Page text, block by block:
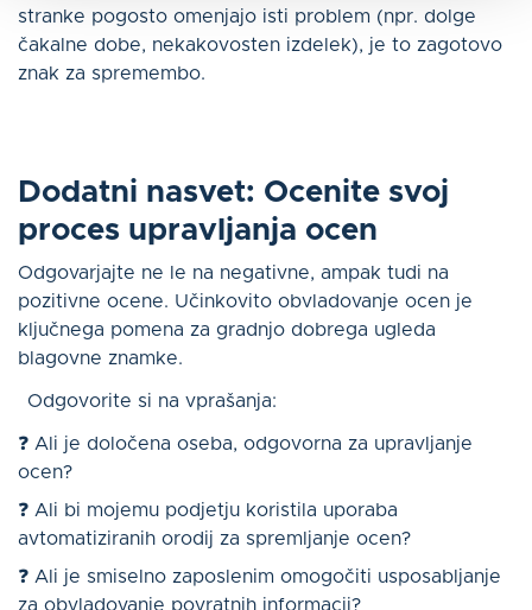
stranke pogosto omenjajo isti problem (npr. dolge
čakalne dobe, nekakovosten izdelek), je to zagotovo
znak za spremembo.
Dodatni nasvet: Ocenite svoj
proces upravljanja ocen
Odgovarjajte ne le na negativne, ampak tudi na
pozitivne ocene. Učinkovito obvladovanje ocen je
ključnega pomena za gradnjo dobrega ugleda
blagovne znamke.
Odgovorite si na vprašanja:
❓ Ali je določena oseba, odgovorna za upravljanje
ocen?
❓ Ali bi mojemu podjetju koristila uporaba
avtomatiziranih orodij za spremljanje ocen?
❓ Ali je smiselno zaposlenim omogočiti usposabljanje
za obvladovanje povratnih informacij?